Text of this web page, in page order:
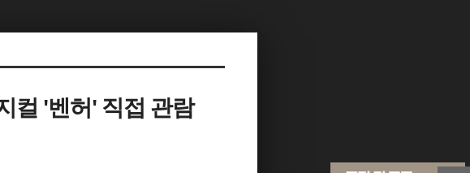
컬 '벤허' 직접 관람